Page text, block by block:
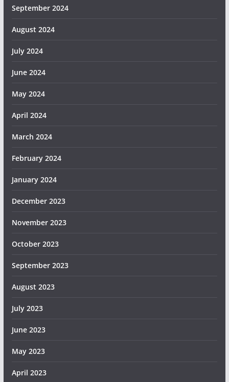
September 2024
August 2024
July 2024
June 2024
May 2024
April 2024
March 2024
February 2024
January 2024
December 2023
November 2023
October 2023
September 2023
August 2023
July 2023
June 2023
May 2023
April 2023